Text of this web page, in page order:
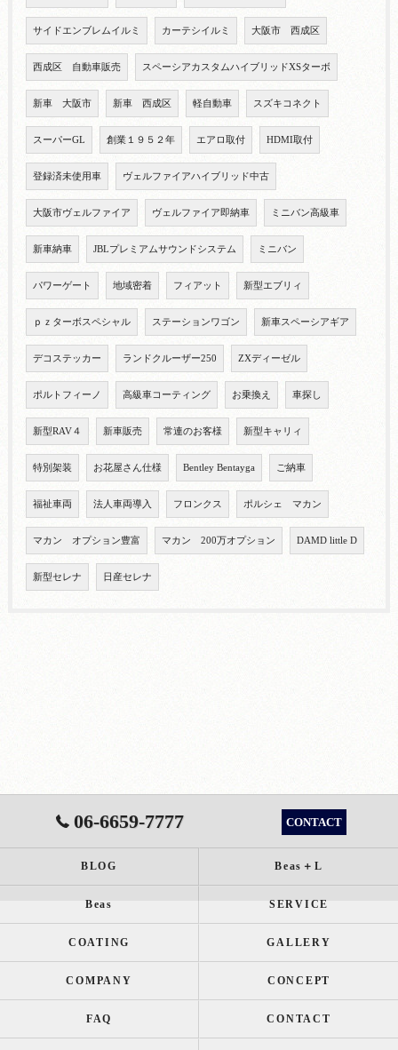
サイドエンブレムイルミ カーテシイルミ 大阪市 西成区
西成区 自動車販売 スペーシアカスタムハイブリッドXSターボ
新車 大阪市 新車 西成区 軽自動車 スズキコネクト
スーパーGL 創業１９５２年 エアロ取付 HDMI取付
登録済未使用車 ヴェルファイアハイブリッド中古
大阪市ヴェルファイア ヴェルファイア即納車 ミニバン高級車
新車納車 JBLプレミアムサウンドシステム ミニバン
パワーゲート 地域密着 フィアット 新型エブリィ
ｐｚターボスペシャル ステーションワゴン 新車スペーシアギア
デコステッカー ランドクルーザー250 ZXディーゼル
ポルトフィーノ 高級車コーティング お乗換え 車探し
新型RAV４ 新車販売 常連のお客様 新型キャリィ
特別架装 お花屋さん仕様 Bentley Bentayga ご納車
福祉車両 法人車両導入 フロンクス ポルシェ マカン
マカン オプション豊富 マカン 200万オプション DAMD little D
新型セレナ 日産セレナ
06-6659-7777 CONTACT
BLOG Beas＋L
Beas SERVICE
COATING GALLERY
COMPANY CONCEPT
FAQ CONTACT